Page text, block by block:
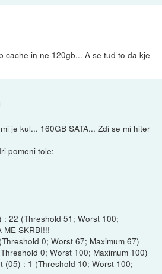
cache in ne 120gb... A se tud to da kje
je kul... 160GB SATA... Zdi se mi hiter
pomeni tole:
22 (Threshold 51; Worst 100;
ME SKRBI!!!
0; Worst 67; Maximum 67)
0; Worst 100; Maximum 100)
(05) : 1 (Threshold 10; Worst 100;